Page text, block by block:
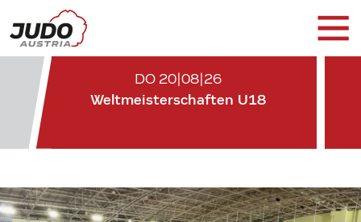
DO 20|08|26
Weltmeisterschaften U18